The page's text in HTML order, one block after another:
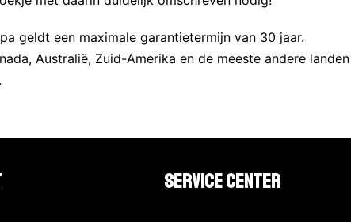
geldt een maximale garantietermijn van 30 jaar.
Australië, Zuid-Amerika en de meeste andere
Service Center